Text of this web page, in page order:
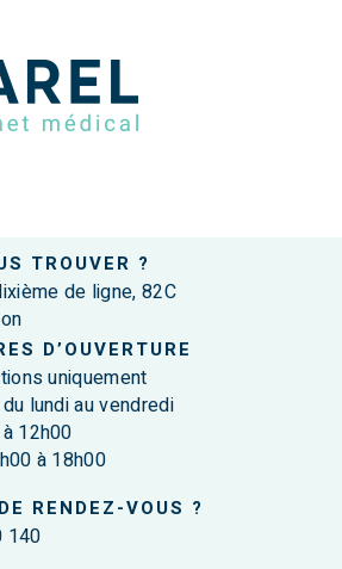
TROUVER ?
de ligne, 82C
D’OUVERTURE
uniquement
lundi au vendredi
12h00
à 18h00
RENDEZ-VOUS ?
140